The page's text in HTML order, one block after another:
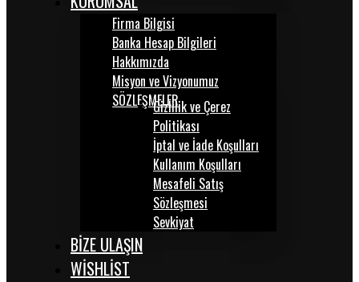
Firma Bilgisi
Banka Hesap Bilgileri
Hakkımızda
Misyon ve Vizyonumuz
SÖZLEŞMELERGizlilik ve Çerez
Politikası
İptal ve İade Koşulları
Kullanım Koşulları
Mesafeli Satış
Sözleşmesi
Sevkiyat
BİZE ULAŞIN
WISHLIST